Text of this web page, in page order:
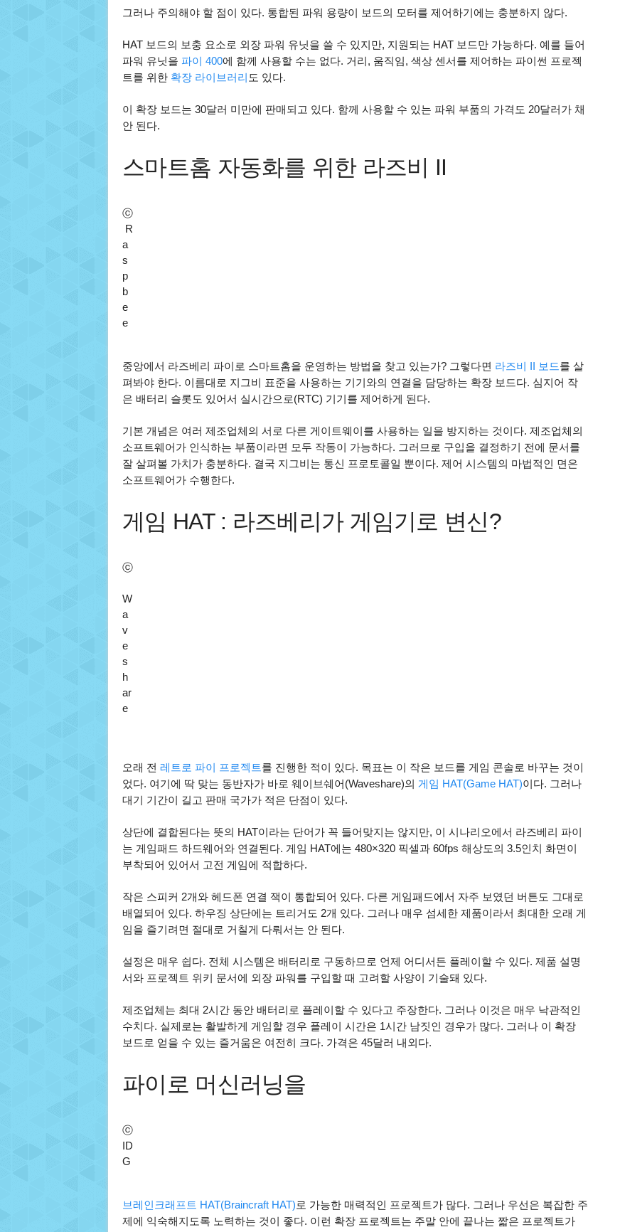
그러나 주의해야 할 점이 있다. 통합된 파워 용량이 보드의 모터를 제어하기에는 충분하지 않다.
HAT 보드의 보충 요소로 외장 파워 유닛을 쓸 수 있지만, 지원되는 HAT 보드만 가능하다. 예를 들어
파워 유닛을 파이 400에 함께 사용할 수는 없다. 거리, 움직임, 색상 센서를 제어하는 파이썬 프로젝
트를 위한 확장 라이브러리 도 있다.
이 확장 보드는 30달러 미만에 판매되고 있다. 함께 사용할 수 있는 파워 부품의 가격도 20달러가 채
안 된다.
스마트홈 자동화를 위한 라즈비 II
ⓒ
R
a
s
p
b
e
e
중앙에서 라즈베리 파이로 스마트홈을 운영하는 방법을 찾고 있는가? 그렇다면 라즈비 II 보드를 살
펴봐야 한다. 이름대로 지그비 표준을 사용하는 기기와의 연결을 담당하는 확장 보드다. 심지어 작
은 배터리 슬롯도 있어서 실시간으로(RTC) 기기를 제어하게 된다.
기본 개념은 여러 제조업체의 서로 다른 게이트웨이를 사용하는 일을 방지하는 것이다. 제조업체의
소프트웨어가 인식하는 부품이라면 모두 작동이 가능하다. 그러므로 구입을 결정하기 전에 문서를
잘 살펴볼 가치가 충분하다. 결국 지그비는 통신 프로토콜일 뿐이다. 제어 시스템의 마법적인 면은
소프트웨어가 수행한다.
게임 HAT : 라즈베리가 게임기로 변신?
ⓒ
W
a
v
e
s
h
ar
e
오래 전 레트로 파이 프로젝트를 진행한 적이 있다. 목표는 이 작은 보드를 게임 콘솔로 바꾸는 것이
었다. 여기에 딱 맞는 동반자가 바로 웨이브쉐어(Waveshare)의 게임 HAT(Game HAT)이다. 그러나
대기 기간이 길고 판매 국가가 적은 단점이 있다.
상단에 결합된다는 뜻의 HAT이라는 단어가 꼭 들어맞지는 않지만, 이 시나리오에서 라즈베리 파이
는 게임패드 하드웨어와 연결된다. 게임 HAT에는 480×320 픽셀과 60fps 해상도의 3.5인치 화면이
부착되어 있어서 고전 게임에 적합하다.
작은 스피커 2개와 헤드폰 연결 잭이 통합되어 있다. 다른 게임패드에서 자주 보였던 버튼도 그대로
배열되어 있다. 하우징 상단에는 트리거도 2개 있다. 그러나 매우 섬세한 제품이라서 최대한 오래 게
임을 즐기려면 절대로 거칠게 다뤄서는 안 된다.
설정은 매우 쉽다. 전체 시스템은 배터리로 구동하므로 언제 어디서든 플레이할 수 있다. 제품 설명
서와 프로젝트 위키 문서에 외장 파워를 구입할 때 고려할 사양이 기술돼 있다.
제조업체는 최대 2시간 동안 배터리로 플레이할 수 있다고 주장한다. 그러나 이것은 매우 낙관적인
수치다. 실제로는 활발하게 게임할 경우 플레이 시간은 1시간 남짓인 경우가 많다. 그러나 이 확장
보드로 얻을 수 있는 즐거움은 여전히 크다. 가격은 45달러 내외다.
파이로 머신러닝을
ⓒ
ID
G
브레인크래프트 HAT(Braincraft HAT)로 가능한 매력적인 프로젝트가 많다. 그러나 우선은 복잡한 주
제에 익숙해지도록 노력하는 것이 좋다. 이런 확장 프로젝트는 주말 안에 끝나는 짧은 프로젝트가